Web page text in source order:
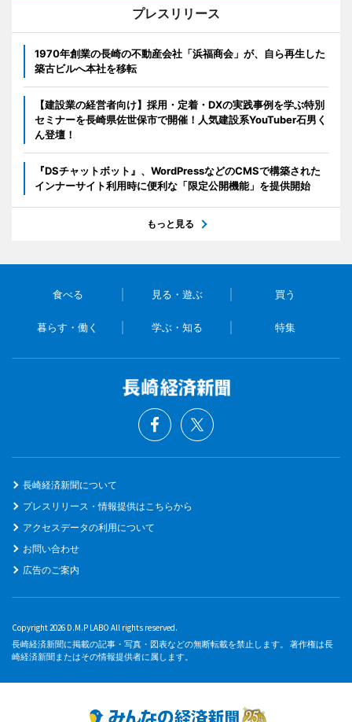
プレスリリース
1970年創業の長崎の不動産会社「浜福商会」が、自ら再生した
築古ビルへ本社を移転
【建設業の経営者向け】採用・定着・DXの実践事例を学ぶ特別
セミナーを長崎県佐世保市で開催！人気建設系YouTuber石男く
ん登壇！
『DSチャットボット』、WordPressなどのCMSで構築された
インナーサイト利用時に便利な「限定公開機能」を提供開始
もっと見る
食べる 見る・遊ぶ 買う
暮らす・働く 学ぶ・知る 特集
長崎経済新聞について
プレスリリース・情報提供はこちらから
アクセスデータの利用について
お問い合わせ
広告のご案内
Copyright 2026 D.M.P LABO All rights reserved.
長崎経済新聞に掲載の記事・写真・図表などの無断転載を禁止します。 著作権は長
崎経済新聞またはその情報提供者に属します。